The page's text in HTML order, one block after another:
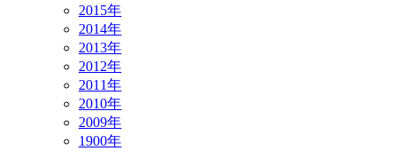
2015年
2014年
2013年
2012年
2011年
2010年
2009年
1900年